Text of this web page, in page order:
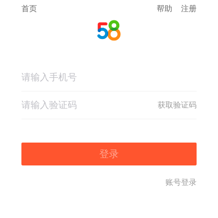
首页 帮助 注册
获取验证码
登录
账号登录